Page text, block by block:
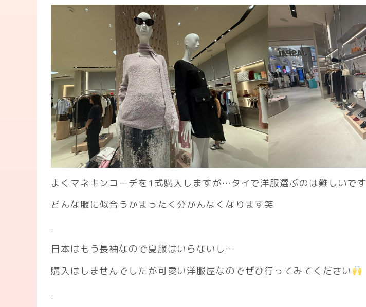
よくマネキンコーデを1式購入しますが…タイで洋服選ぶのは難しいです
どんな服に似合うかまったく分かんなくなります笑
.
日本はもう長袖なので夏服はいらないし…
購入はしませんでしたが可愛い洋服屋なのでぜひ行ってみてください
.